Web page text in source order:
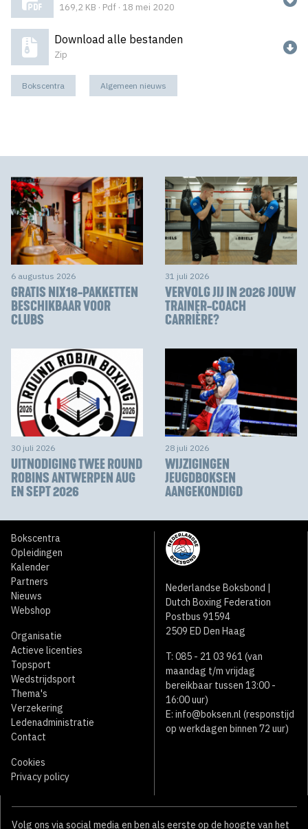
169,2 KB · Pdf · 18 mei 2020
Download alle bestanden
Zip
Bokscentra Algemeen nieuws
6 augustus 2026
GRATIS NIX18-PAKKETTEN
BESCHIKBAAR VOOR
CLUBS
31 juli 2026
VERVOLG JIJ IN 2026 JOUW
TRAINER-COACH
CARRIÈRE?
30 juli 2026
UITNODIGING TWEE ROUND
ROBINS ANTWERPEN AUG
EN SEPT 2026
28 juli 2026
WIJZIGINGEN
JEUGDBOKSEN
AANGEKONDIGD
Bokscentra
Opleidingen
Kalender
Partners
Nieuws
Webshop
Organisatie
Actieve licenties
Topsport
Wedstrijdsport
Thema's
Verzekering
Ledenadministratie
Contact
Cookies
Privacy policy
Nederlandse Boksbond |
Dutch Boxing Federation
Postbus 91594
2509 ED Den Haag
T: 085 - 21 03 961 (van
maandag t/m vrijdag
bereikbaar tussen 13:00 -
16:00 uur)
E: info@boksen.nl (responstijd
op werkdagen binnen 72 uur)
Volg ons via social media en ben als eerste op de hoogte van het